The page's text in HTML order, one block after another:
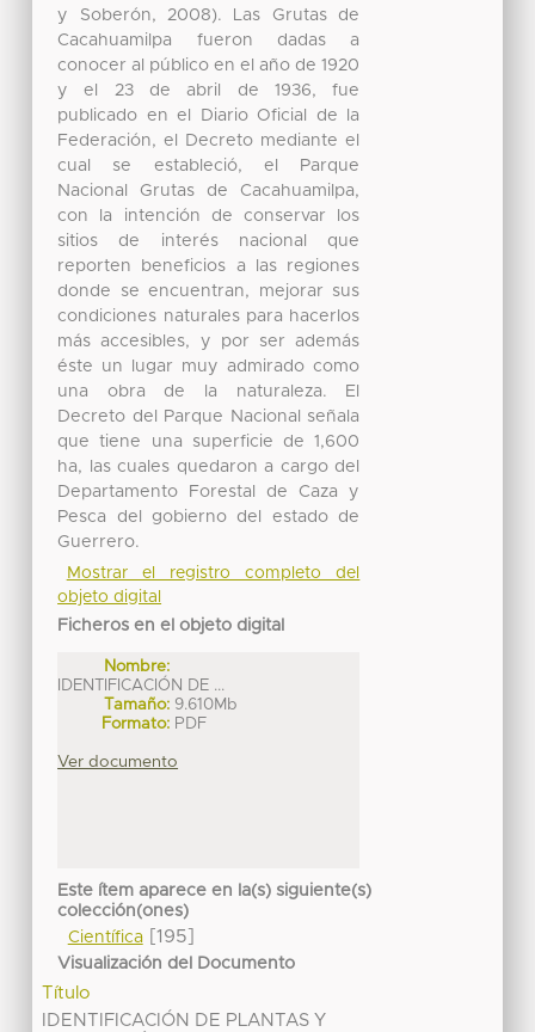
y Soberón, 2008). Las Grutas de
Cacahuamilpa fueron dadas a
conocer al público en el año de 1920
y el 23 de abril de 1936, fue
publicado en el Diario Oficial de la
Federación, el Decreto mediante el
cual se estableció, el Parque
Nacional Grutas de Cacahuamilpa,
con la intención de conservar los
sitios de interés nacional que
reporten beneficios a las regiones
donde se encuentran, mejorar sus
condiciones naturales para hacerlos
más accesibles, y por ser además
éste un lugar muy admirado como
una obra de la naturaleza. El
Decreto del Parque Nacional señala
que tiene una superficie de 1,600
ha, las cuales quedaron a cargo del
Departamento Forestal de Caza y
Pesca del gobierno del estado de
Guerrero.
Mostrar el registro completo del
objeto digital
Ficheros en el objeto digital
Nombre:
IDENTIFICACIÓN DE ...
Tamaño: 9.610Mb
Formato: PDF
Ver documento
Este ítem aparece en la(s) siguiente(s)
colección(ones)
Científica[195]
Visualización del Documento
Título
IDENTIFICACIÓN DE PLANTAS Y